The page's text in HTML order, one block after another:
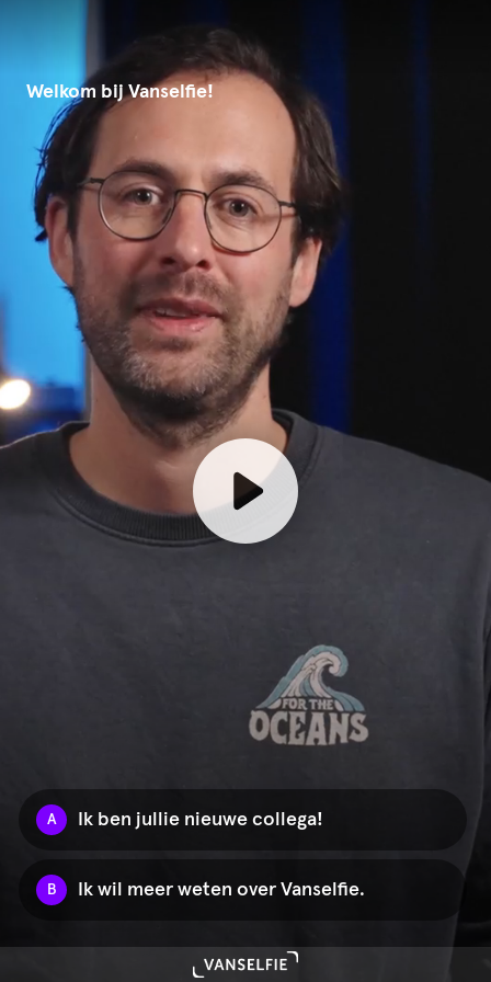
Welkom bij Vanselfie!
A Ik ben jullie nieuwe collega!
B Ik wil meer weten over Vanselfie.